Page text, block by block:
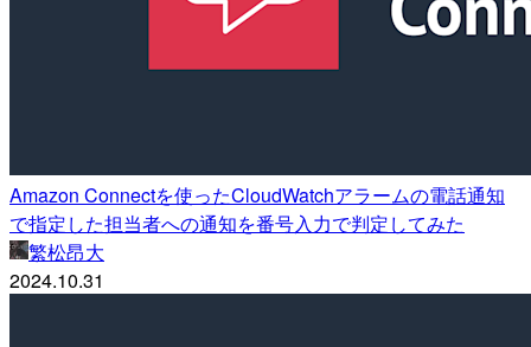
Amazon Connectを使ったCloudWatchアラームの電話通知
で指定した担当者への通知を番号入力で判定してみた
繁松昂大
2024.10.31